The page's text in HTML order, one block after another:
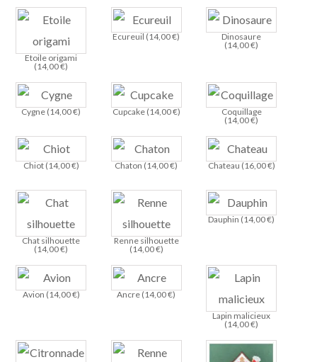
Etoile origami
(14,00€)
Ecureuil (14,00€)
Dinosaure
(14,00€)
Cygne (14,00€) Cupcake (14,00€)
Coquillage
(14,00€)
Chiot (14,00€) Chaton (14,00€) Chateau (16,00€)
Chat silhouette
(14,00€)
Renne silhouette
(14,00€)
Dauphin (14,00€)
Avion (14,00€) Ancre (14,00€)
Lapin malicieux
(14,00€)